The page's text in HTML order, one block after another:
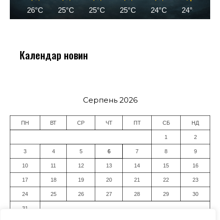
26°C 25°C 25°C 25°C 24°C 24°C
Календар новин
Серпень 2026
ПН ВТ СР ЧТ ПТ СБ НД
1 2
3 4 5 6 7 8 9
10 11 12 13 14 15 16
17 18 19 20 21 22 23
24 25 26 27 28 29 30
31